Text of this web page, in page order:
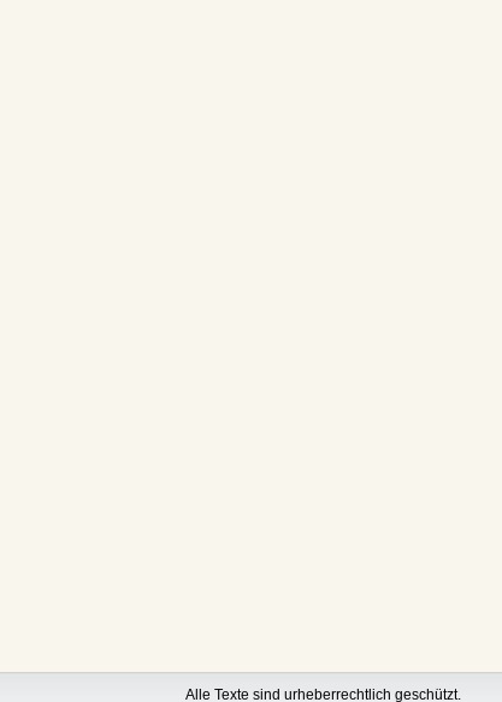
Alle Texte sind urheberrechtlich geschützt.